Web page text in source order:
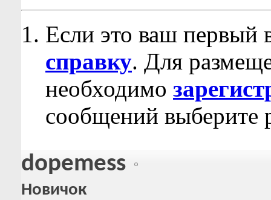
Если это ваш первый
справку. Для
необходимо
сообщений выберите
dopemess
Новичок